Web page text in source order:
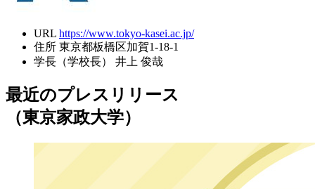
URL https://www.tokyo-kasei.ac.jp/
住所 東京都板橋区加賀1-18-1
学長（学校長）
井上 俊哉
最近のプレスリリース
（東京家政大学）